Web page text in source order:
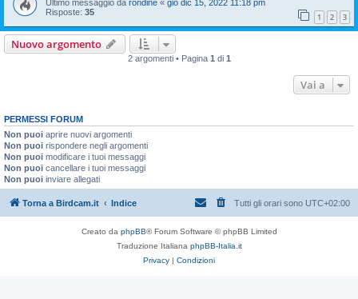
Ultimo messaggio da rondine « gio dic 15, 2022 11:18 pm
Risposte: 35 1 2 3
Nuovo argomento
2 argomenti • Pagina 1 di 1
Vai a
PERMESSI FORUM
Non puoi aprire nuovi argomenti
Non puoi rispondere negli argomenti
Non puoi modificare i tuoi messaggi
Non puoi cancellare i tuoi messaggi
Non puoi inviare allegati
Torna a Birdcam.it Indice Tutti gli orari sono UTC+02:00
Creato da phpBB® Forum Software © phpBB Limited
Traduzione Italiana phpBB-Italia.it
Privacy | Condizioni